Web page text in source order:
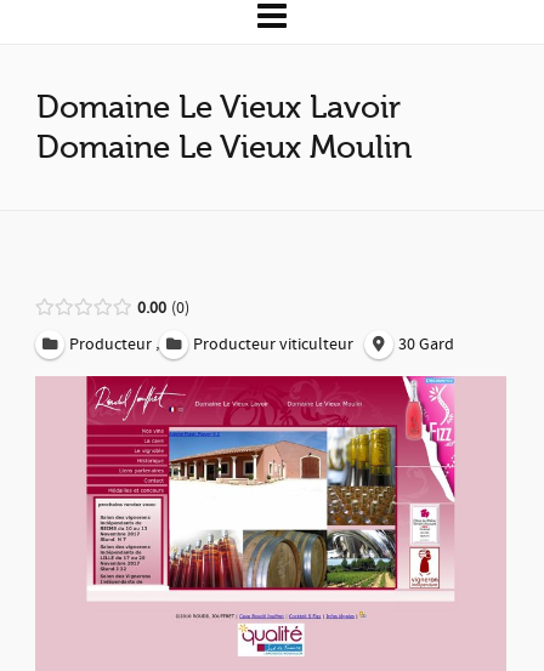
Domaine Le Vieux Lavoir
Domaine Le Vieux Moulin
0.00 0
Producteur , Producteur viticulteur 30 Gard